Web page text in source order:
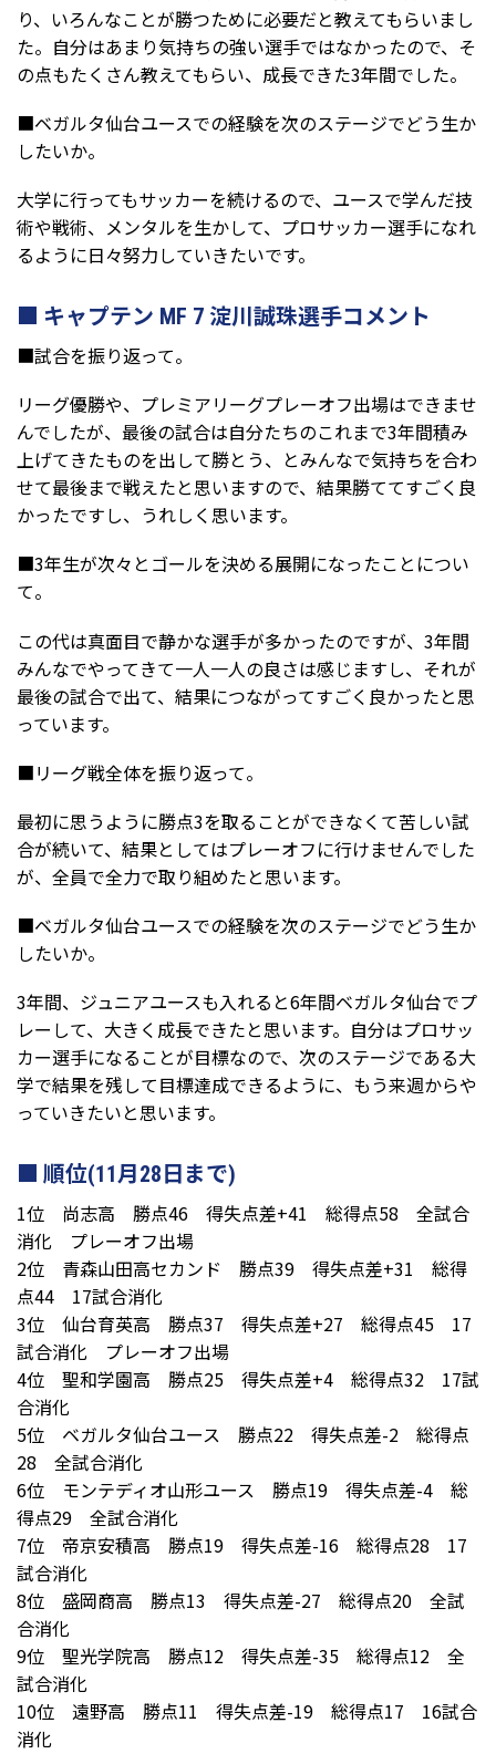
り、いろんなことが勝つために必要だと教えてもらいまし
た。自分はあまり気持ちの強い選手ではなかったので、そ
の点もたくさん教えてもらい、成長できた3年間でした。
■ベガルタ仙台ユースでの経験を次のステージでどう生か
したいか。
大学に行ってもサッカーを続けるので、ユースで学んだ技
術や戦術、メンタルを生かして、プロサッカー選手になれ
るように日々努力していきたいです。
キャプテン MF 7 淀川誠珠選手コメント
■試合を振り返って。
リーグ優勝や、プレミアリーグプレーオフ出場はできませ
んでしたが、最後の試合は自分たちのこれまで3年間積み
上げてきたものを出して勝とう、とみんなで気持ちを合わ
せて最後まで戦えたと思いますので、結果勝ててすごく良
かったですし、うれしく思います。
■3年生が次々とゴールを決める展開になったことについ
て。
この代は真面目で静かな選手が多かったのですが、3年間
みんなでやってきて一人一人の良さは感じますし、それが
最後の試合で出て、結果につながってすごく良かったと思
っています。
■リーグ戦全体を振り返って。
最初に思うように勝点3を取ることができなくて苦しい試
合が続いて、結果としてはプレーオフに行けませんでした
が、全員で全力で取り組めたと思います。
■ベガルタ仙台ユースでの経験を次のステージでどう生か
したいか。
3年間、ジュニアユースも入れると6年間ベガルタ仙台でプ
レーして、大きく成長できたと思います。自分はプロサッ
カー選手になることが目標なので、次のステージである大
学で結果を残して目標達成できるように、もう来週からや
っていきたいと思います。
順位(11月28日まで)
1位 尚志高 勝点46 得失点差+41 総得点58 全試合
消化 プレーオフ出場
2位 青森山田高セカンド 勝点39 得失点差+31 総得
点44 17試合消化
3位 仙台育英高 勝点37 得失点差+27 総得点45 17
試合消化 プレーオフ出場
4位 聖和学園高 勝点25 得失点差+4 総得点32 17試
合消化
5位 ベガルタ仙台ユース 勝点22 得失点差-2 総得点
28 全試合消化
6位 モンテディオ山形ユース 勝点19 得失点差-4 総
得点29 全試合消化
7位 帝京安積高 勝点19 得失点差-16 総得点28 17
試合消化
8位 盛岡商高 勝点13 得失点差-27 総得点20 全試
合消化
9位 聖光学院高 勝点12 得失点差-35 総得点12 全
試合消化
10位 遠野高 勝点11 得失点差-19 総得点17 16試合
消化